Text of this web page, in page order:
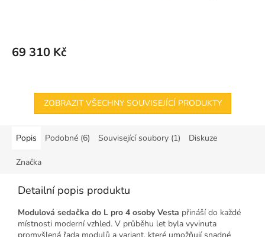
69 310 Kč
ZOBRAZIT VŠECHNY SOUVISEJÍCÍ PRODUKTY
Popis Podobné (6) Související soubory (1) Diskuze
Značka
Detailní popis produktu
Modulová sedačka do L pro 4 osoby Vesta přináší do každé
místnosti moderní vzhled. V průběhu let byla vyvinuta